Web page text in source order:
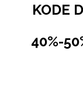
KODE
40%-